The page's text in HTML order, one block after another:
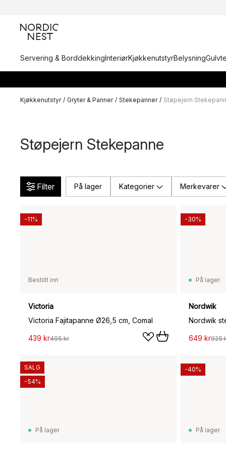
Servering & BorddekkingInteriørKjøkkenutstyrBelysning
Kjøkkenutstyr / Gryter & Panner / Stekepanner / Støpejern
Støpejern Stekepanne
Filter På lager Kategorier Merkevarer
Bestillt inn
Victoria
Victoria Fajitapanne Ø26,5 cm, Comal
439 kr495 kr
-11%
På lager
Nordwik
649 kr925
-30%
På lager
SALG
-54%
På lager
-40%